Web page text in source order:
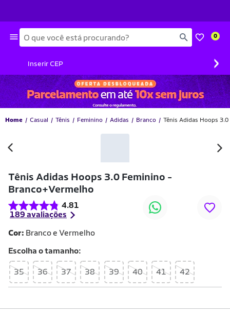
Busca 0
Inserir CEP ›
Home Casual Tênis Feminino Adidas Branco Tênis Adidas Hoops
Tênis Adidas Hoops 3.0 Feminino -
Branco+Vermelho
4.81
189 avaliações
Cor: Branco e Vermelho
Escolha otamanho
35 36 37 38 39 40 41 42